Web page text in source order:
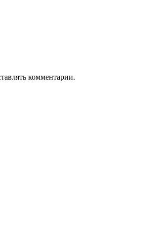
комментарии.